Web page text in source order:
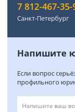
7 812-467-35-
Санкт-Петербург
Напишите
Если вопрос
профильного